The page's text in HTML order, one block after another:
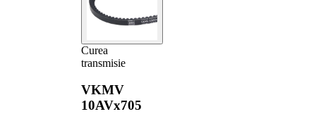
Curea
transmisie
VKMV
10AVx705